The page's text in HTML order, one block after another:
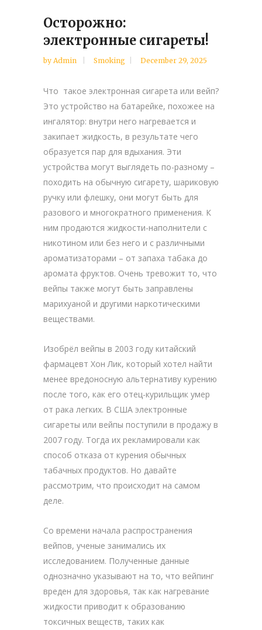
Осторожно:
электронные сигареты!
by Admin Smoking December 29, 2025
Что такое электронная сигарета или вейп?
Это устройство на батарейке, похожее на
ингалятор: внутри него нагревается и
закипает жидкость, в результате чего
образуется пар для вдыхания. Эти
устройства могут выглядеть по-разному –
походить на обычную сигарету, шариковую
ручку или флешку, они могут быть для
разового и многократного применения. К
ним продаются жидкости-наполнители с
никотином или без него и с различными
ароматизаторами – от запаха табака до
аромата фруктов. Очень тревожит то, что
вейпы также могут быть заправлены
марихуаной и другими наркотическими
веществами.
Изобрёл вейпы в 2003 году китайский
фармацевт Хон Лик, который хотел найти
менее вредоносную альтернативу курению
после того, как его отец-курильщик умер
от рака легких. В США электронные
сигареты или вейпы поступили в продажу в
2007 году. Тогда их рекламировали как
способ отказа от курения обычных
табачных продуктов. Но давайте
рассмотрим, что происходит на самом
деле.
Со времени начала распространения
вейпов, ученые занимались их
исследованием. Полученные данные
однозначно указывают на то, что вейпинг
вреден для здоровья, так как нагревание
жидкости приводит к образованию
токсичных веществ, таких как